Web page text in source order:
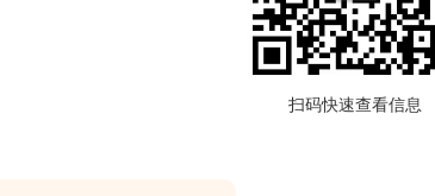
扫码快速查看信息